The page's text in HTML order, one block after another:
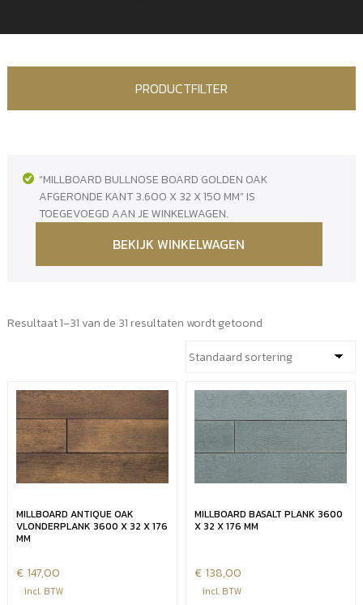
PRODUCTFILTER
“MILLBOARD BULLNOSE BOARD GOLDEN OAK
AFGERONDE KANT 3.600 X 32 X 150 MM” IS
TOEGEVOEGD AAN JE WINKELWAGEN.
BEKIJK WINKELWAGEN
Resultaat 1–31 van de 31 resultaten wordt getoond
MILLBOARD ANTIQUE OAK
VLONDERPLANK 3600 X 32 X 176
MM
€ 147,00
incl. BTW
MILLBOARD BASALT PLANK 3600
X 32 X 176 MM
€ 138,00
incl. BTW